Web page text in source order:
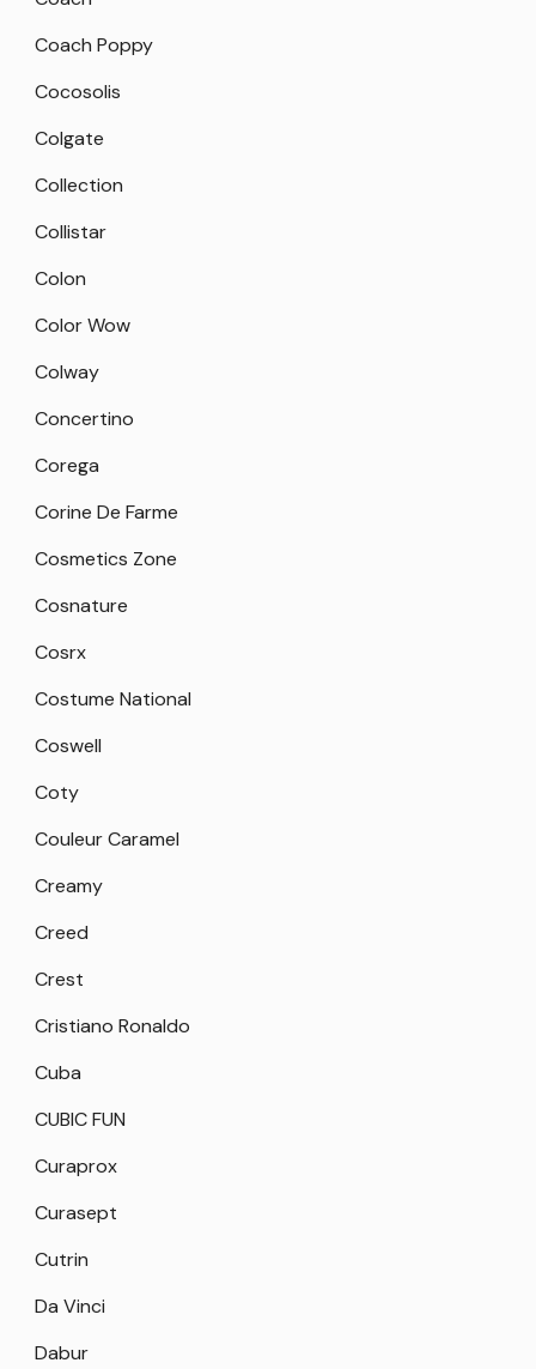
Coach Poppy
Cocosolis
Colgate
Collection
Collistar
Colon
Color Wow
Colway
Concertino
Corega
Corine De Farme
Cosmetics Zone
Cosnature
Cosrx
Costume National
Coswell
Coty
Couleur Caramel
Creamy
Creed
Crest
Cristiano Ronaldo
Cuba
CUBIC FUN
Curaprox
Curasept
Cutrin
Da Vinci
Dabur